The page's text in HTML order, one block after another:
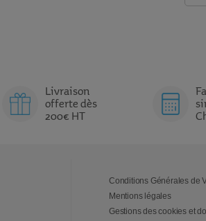
Livraison
offerte dès
200€ HT
Conditions Générales de
Mentions légales
Gestions des cookies et